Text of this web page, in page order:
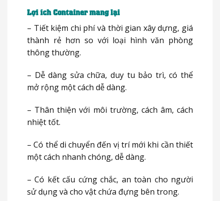
Lợi ích Container mang lại
– Tiết kiệm chi phí và thời gian xây dựng, giá
thành rẻ hơn so với loại hình văn phòng
thông thường.
– Dễ dàng sửa chữa, duy tu bảo trì, có thể
mở rộng một cách dễ dàng.
– Thân thiện với môi trường, cách âm, cách
nhiệt tốt.
– Có thể di chuyển đến vị trí mới khi cần thiết
một cách nhanh chóng, dễ dàng.
– Có kết cấu cứng chắc, an toàn cho người
sử dụng và cho vật chứa đựng bên trong.